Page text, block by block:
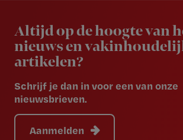
Altijd op de hoogte van
nieuws en
artikelen?
Schrijf je dan in voor een van onze
nieuwsbrieven.
Aanmelden